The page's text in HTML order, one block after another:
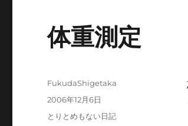
体重測定
投
FukudaShigetaka
投
2006年12月6日
カ
とりとめもない日記